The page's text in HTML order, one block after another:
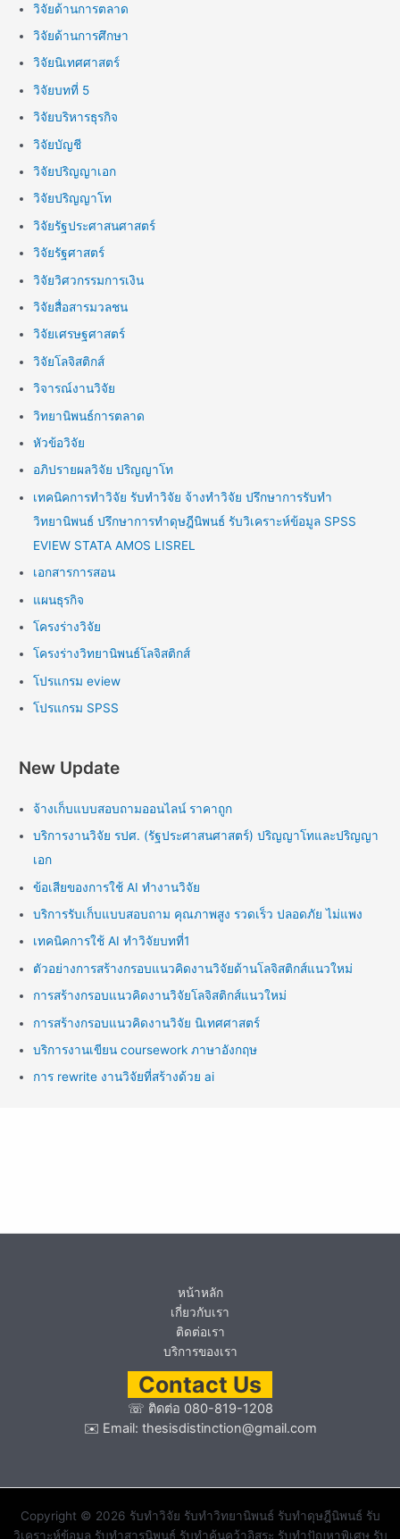
วิจัยด้านการตลาด
วิจัยด้านการศึกษา
วิจัยนิเทศศาสตร์
วิจัยบทที่ 5
วิจัยบริหารธุรกิจ
วิจัยบัญชี
วิจัยปริญญาเอก
วิจัยปริญญาโท
วิจัยรัฐประศาสนศาสตร์
วิจัยรัฐศาสตร์
วิจัยวิศวกรรมการเงิน
วิจัยสื่อสารมวลชน
วิจัยเศรษฐศาสตร์
วิจัยโลจิสติกส์
วิจารณ์งานวิจัย
วิทยานิพนธ์การตลาด
หัวข้อวิจัย
อภิปรายผลวิจัย ปริญญาโท
เทคนิคการทำวิจัย รับทำวิจัย จ้างทำวิจัย ปรึกษาการรับทำ
วิทยานิพนธ์ ปรึกษาการทำดุษฎีนิพนธ์ รับวิเคราะห์ข้อมูล SPSS
EVIEW STATA AMOS LISREL
เอกสารการสอน
แผนธุรกิจ
โครงร่างวิจัย
โครงร่างวิทยานิพนธ์โลจิสติกส์
โปรแกรม eview
โปรแกรม SPSS
New Update
จ้างเก็บแบบสอบถามออนไลน์ ราคาถูก
บริการงานวิจัย รปศ. (รัฐประศาสนศาสตร์) ปริญญาโทและปริญญา
เอก
ข้อเสียของการใช้ AI ทำงานวิจัย
บริการรับเก็บแบบสอบถาม คุณภาพสูง รวดเร็ว ปลอดภัย ไม่แพง
เทคนิคการใช้ AI ทำวิจัยบทที่1
ตัวอย่างการสร้างกรอบแนวคิดงานวิจัยด้านโลจิสติกส์แนวใหม่
การสร้างกรอบแนวคิดงานวิจัยโลจิสติกส์แนวใหม่
การสร้างกรอบแนวคิดงานวิจัย นิเทศศาสตร์
บริการงานเขียน coursework ภาษาอังกฤษ
การ rewrite งานวิจัยที่สร้างด้วย ai
หน้าหลัก
เกี่ยวกับเรา
ติดต่อเรา
บริการของเรา
Contact Us
☏ ติดต่อ 080-819-1208
✉️ Email: thesisdistinction@gmail.com
Copyright © 2026 รับทำวิจัย รับทำวิทยานิพนธ์ รับทำดุษฎีนิพนธ์ รับ
วิเคราะห์ข้อมูล รับทำสารนิพนธ์ รับทำค้นคว้าอิสระ รับทำปัญหาพิเศษ รับ